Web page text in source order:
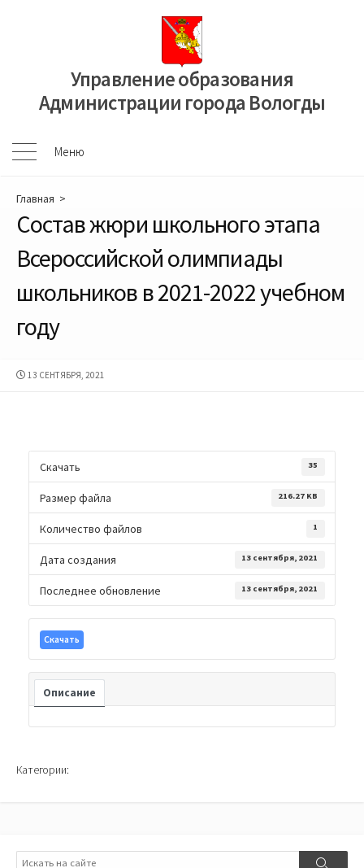
Управление образования
Администрации города Вологды
Меню
Меню
Главная >
Состав жюри школьного этапа
Всероссийской олимпиады
школьников в 2021-2022 учебном
году
ДАТА
13 СЕНТЯБРЯ, 2021
Скачать 35
Размер файла 216.27 KB
Количество файлов 1
Дата создания 13 сентября, 2021
Последнее обновление 13 сентября, 2021
Скачать
Описание
Категории:
Поиск